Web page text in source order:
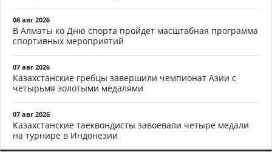
08 авг 2026
В Алматы ко Дню спорта пройдет масштабная программа
спортивных мероприятий
07 авг 2026
Казахстанские гребцы завершили чемпионат Азии с
четырьмя золотыми медалями
07 авг 2026
Казахстанские таеквондисты завоевали четыре медали
на турнире в Индонезии